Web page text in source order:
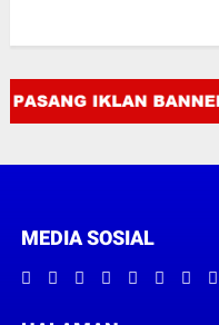
MEDIA SOSIAL